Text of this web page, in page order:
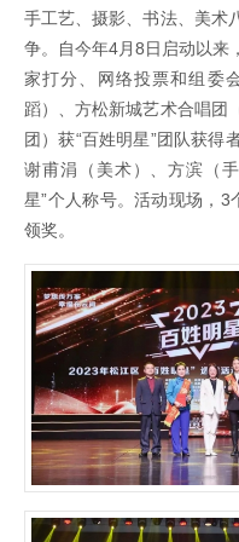
手工艺、摄影、书法、美术
争。自今年4月8日启动以来
家打分、网络投票和组委
蹈）、方松新城艺术合唱团
团）获“百姓明星”团队获得
谢甫涓（美术）、方滨（
星”个人称号。活动现场，
领奖。